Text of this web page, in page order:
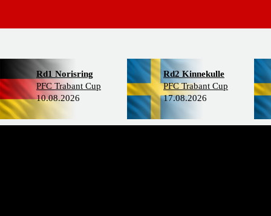
Rd1 Norisring
PFC Trabant Cup
10.08.2026
Rd2 Kinnekulle
PFC Trabant Cup
17.08.2026